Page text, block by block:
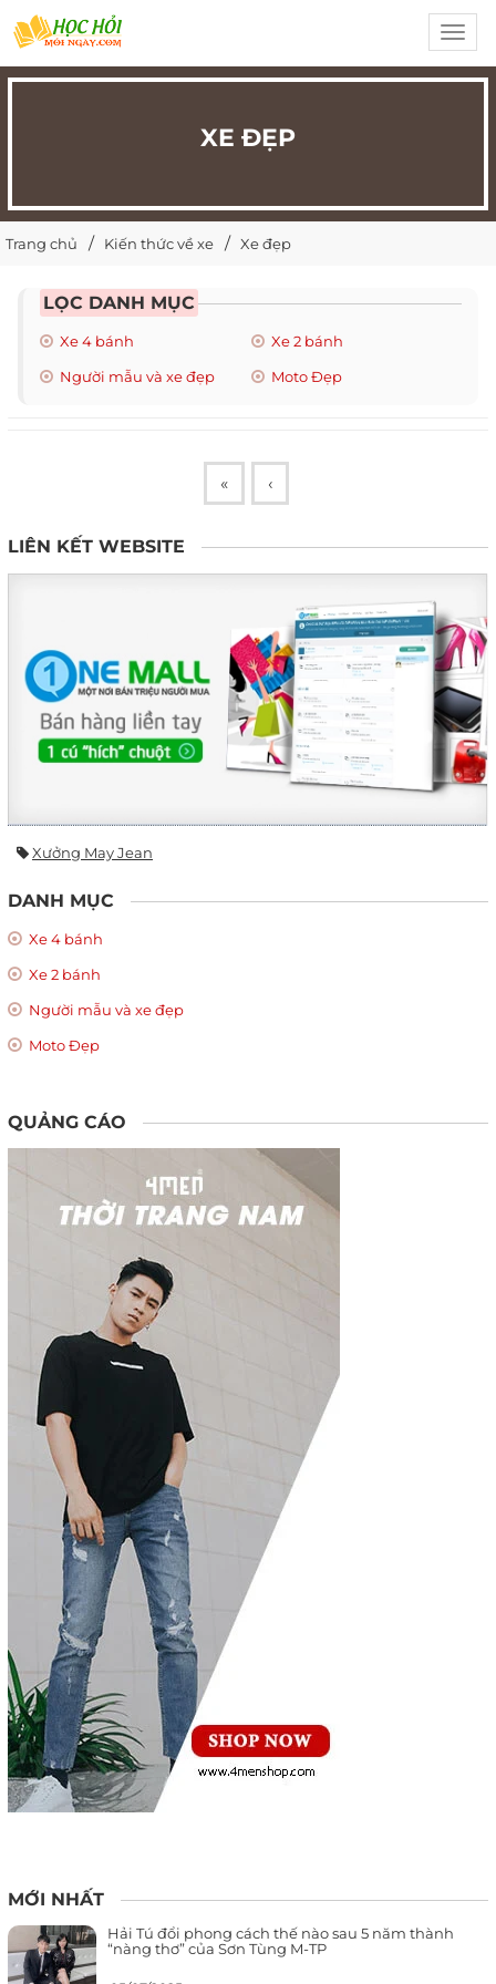
XE ĐẸP
Trang chủ Kiến thức về xe Xe đẹp
LỌC DANH MỤC
Xe 4 bánh
Xe 2 bánh
Người mẫu và xe đẹp
Moto Đẹp
« ‹
LIÊN KẾT WEBSITE
Xưởng May Jean
DANH MỤC
Xe 4 bánh
Xe 2 bánh
Người mẫu và xe đẹp
Moto Đẹp
QUẢNG CÁO
MỚI NHẤT
Hải Tú đổi phong cách thế nào sau 5 năm thành
“nàng thơ” của Sơn Tùng M-TP